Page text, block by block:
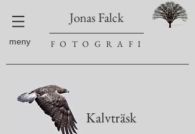
Jonas Falck
F O T O G R A F I
meny
Kalvträsk